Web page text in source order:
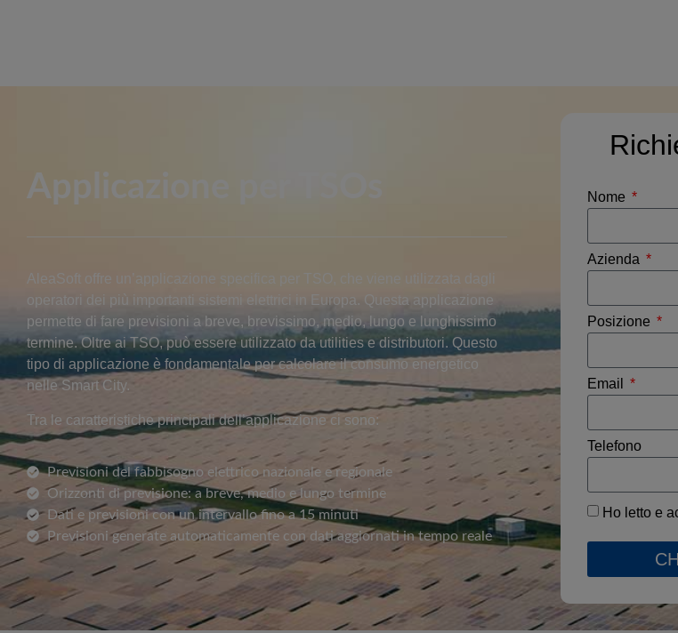
Applicazione per TSOs
AleaSoft offre un’applicazione specifica per TSO, che viene utilizzata dagli
operatori dei più importanti sistemi elettrici in Europa. Questa applicazione
permette di fare previsioni a breve, brevissimo, medio, lungo e lunghissimo
termine. Oltre ai TSO, può essere utilizzato da utilities e distributori. Questo
tipo di applicazione è fondamentale per calcolare il consumo energetico
nelle Smart City.
Tra le caratteristiche principali dell’applicazione ci sono:
Previsioni del fabbisogno elettrico nazionale e regionale
Orizzonti di previsione: a breve, medio e lungo termine
Dati e previsioni con un intervallo fino a 15 minuti
Previsioni generate automaticamente con dati aggiornati in tempo reale
Nome
Azienda
Posizione
Email
Telefono
Ho letto e